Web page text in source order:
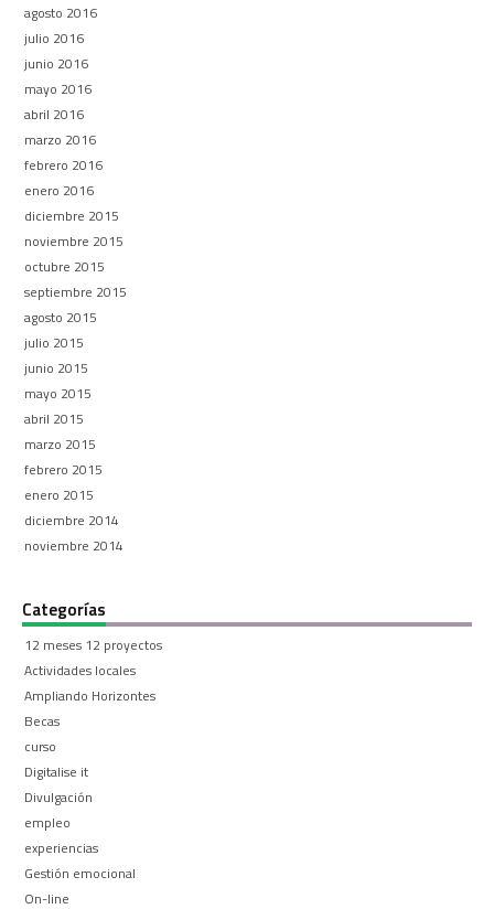
agosto 2016
julio 2016
junio 2016
mayo 2016
abril 2016
marzo 2016
febrero 2016
enero 2016
diciembre 2015
noviembre 2015
octubre 2015
septiembre 2015
agosto 2015
julio 2015
junio 2015
mayo 2015
abril 2015
marzo 2015
febrero 2015
enero 2015
diciembre 2014
noviembre 2014
Categorías
12 meses 12 proyectos
Actividades locales
Ampliando Horizontes
Becas
curso
Digitalise it
Divulgación
empleo
experiencias
Gestión emocional
On-line